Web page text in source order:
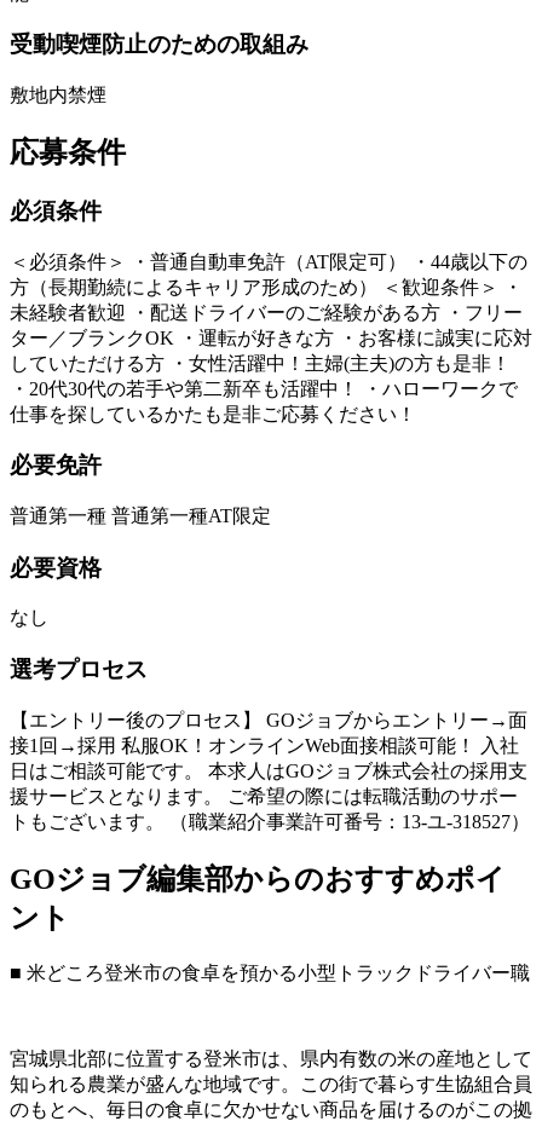
受動喫煙防止のための取組み
敷地内禁煙
応募条件
必須条件
＜必須条件＞ ・普通自動車免許（AT限定可） ・44歳以下の
方（長期勤続によるキャリア形成のため） ＜歓迎条件＞ ・
未経験者歓迎 ・配送ドライバーのご経験がある方 ・フリー
ター／ブランクOK ・運転が好きな方 ・お客様に誠実に応対
していただける方 ・女性活躍中！主婦(主夫)の方も是非！
・20代30代の若手や第二新卒も活躍中！ ・ハローワークで
仕事を探しているかたも是非ご応募ください！
必要免許
普通第一種 普通第一種AT限定
必要資格
なし
選考プロセス
【エントリー後のプロセス】 GOジョブからエントリー→面
接1回→採用 私服OK！オンラインWeb面接相談可能！ 入社
日はご相談可能です。 本求人はGOジョブ株式会社の採用支
援サービスとなります。 ご希望の際には転職活動のサポー
トもございます。 （職業紹介事業許可番号：13-ユ-318527）
GOジョブ編集部からのおすすめポイ
ント
■ 米どころ登米市の食卓を預かる小型トラックドライバー職
宮城県北部に位置する登米市は、県内有数の米の産地として
知られる農業が盛んな地域です。この街で暮らす生協組合員
のもとへ、毎日の食卓に欠かせない商品を届けるのがこの拠